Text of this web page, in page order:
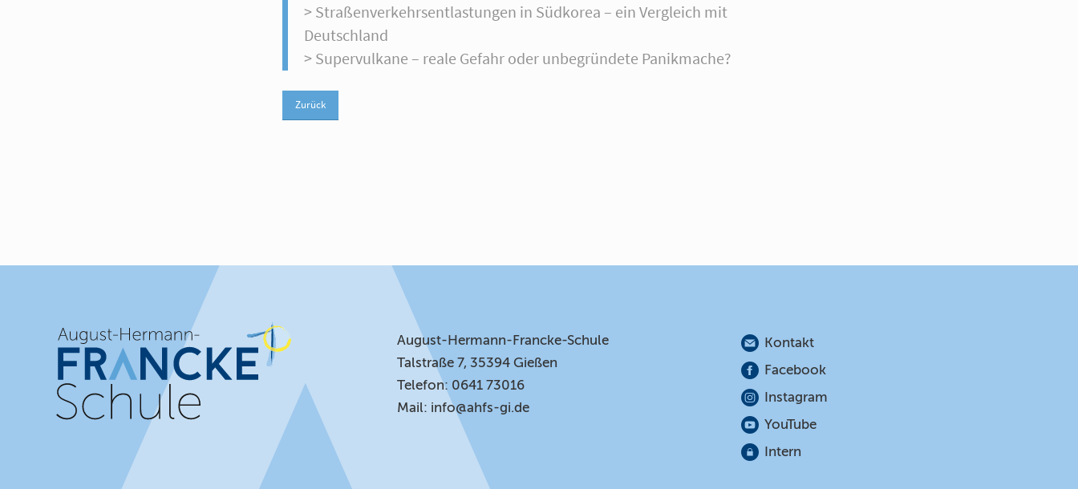
> Straßenverkehrsentlastungen in Südkorea – ein Vergleich mit
Deutschland
> Supervulkane – reale Gefahr oder unbegründete Panikmache?
Zurück
August-Hermann-Francke-Schule
Talstraße 7, 35394 Gießen
Telefon: 0641 73016
Mail: info@ahfs-gi.de
Kontakt
Facebook
Instagram
YouTube
Intern